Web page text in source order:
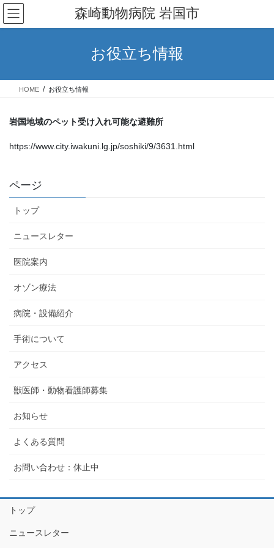
コ
ン
テ
ス
ナ
ビ
ゲ
ン
森崎動物病院 岩国市
お役立ち情報
HOME お役立ち情報
岩国地域のペット受け入れ可能な避難所
https://www.city.iwakuni.lg.jp/soshiki/9/3631.html
ページ
トップ
ニュースレター
医院案内
オゾン療法
病院・設備紹介
手術について
アクセス
獣医師・動物看護師募集
お知らせ
よくある質問
お問い合わせ：休止中
トップ
ニュースレター